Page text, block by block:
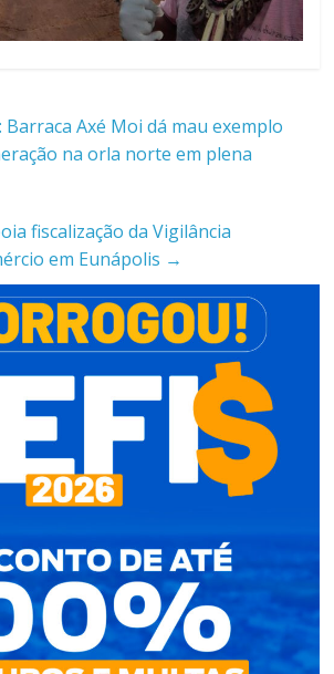
Axé Moi dá mau exemplo
na orla norte em plena
fiscalização da Vigilância
em Eunápolis →